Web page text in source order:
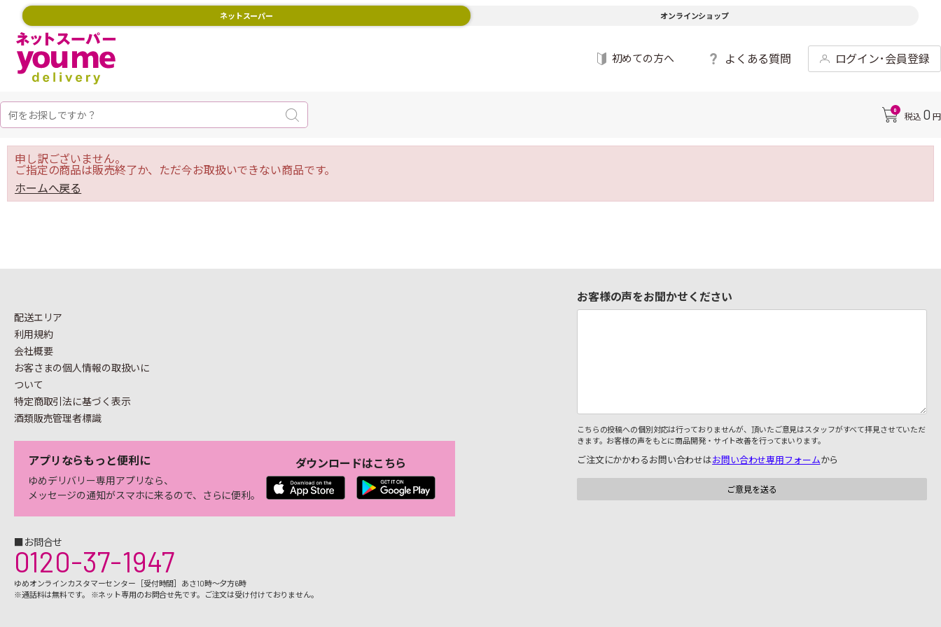
ネットスーパー オンラインショップ
初めての方へ よくある質問 ログイン･会員登録
0
税込 0 円
申し訳ございません。
ご指定の商品は販売終了か、ただ今お取扱いできない商品です。
ホームへ戻る
配送エリア
利用規約
会社概要
お客さまの個人情報の取扱いに
ついて
特定商取引法に基づく表示
酒類販売管理者標識
アプリならもっと便利に
ゆめデリバリー専用アプリなら、
メッセージの通知がスマホに来るので、さらに便利。
ダウンロードはこちら
■お問合せ
0120-37-1947
ゆめオンラインカスタマーセンター［受付時間］あさ10時～夕方6時
※通話料は無料です。 ※ネット専用のお問合せ先です。ご注文は受け付けておりません。
お客様の声をお聞かせください
こちらの投稿への個別対応は行っておりませんが、頂いたご意見はスタッフがすべて拝見させていただ
きます。お客様の声をもとに商品開発・サイト改善を行ってまいります。
ご注文にかかわるお問い合わせはお問い合わせ専用フォームから